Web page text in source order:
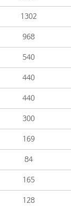
1302
968
540
440
440
300
169
84
165
128